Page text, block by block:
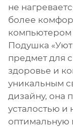
не
более
Подушка
предмет для
здоровье и
уникальным
дизайну, она
усталостью
оптимальную